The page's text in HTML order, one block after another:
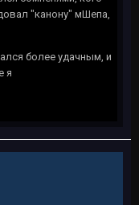
"канону" мШепа,
более удачным, и
я